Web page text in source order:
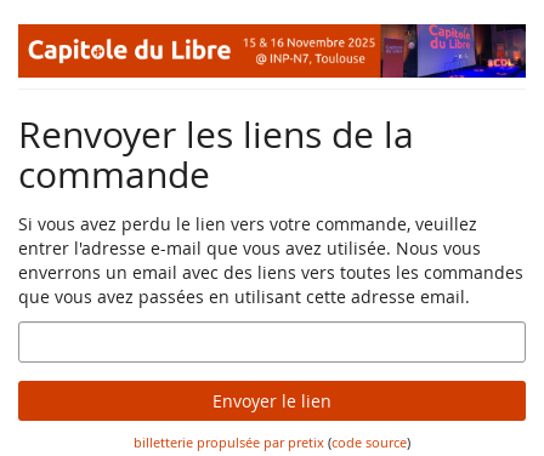
Aller sur
la page
principale
Renvoyer les liens de la
commande
Si vous avez perdu le lien vers votre commande, veuillez
entrer l'adresse e-mail que vous avez utilisée. Nous vous
enverrons un email avec des liens vers toutes les commandes
que vous avez passées en utilisant cette adresse email.
E-
Mail
Envoyer le lien
billetterie propulsée par pretix (code source)